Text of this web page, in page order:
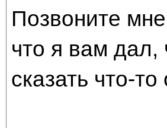
Позвоните
что я вам дал,
сказать что-